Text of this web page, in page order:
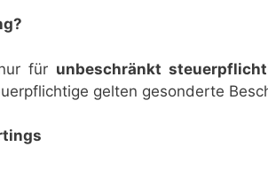
für unbeschränkt
gelten gesonderte